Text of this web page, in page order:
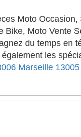
Moto
Moto Vente
du temps en
les
Marseille 13005